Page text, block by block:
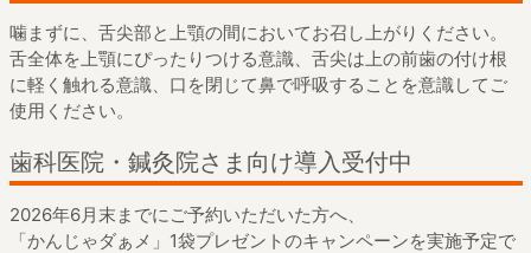
噛まずに、舌尖部と上顎の間においてお召し上がりください。
舌全体を上顎にぴったりつける意識、舌尖は上の前歯の付け根
に軽く触れる意識、口を閉じて鼻で呼吸することを意識してご
使用ください。
歯科医院・鍼灸院さま向け導入受付中
2026年6月末までにご予約いただいた方へ、
「かんじゃダぁメ」1袋プレゼントのキャンペーンを実施予定で